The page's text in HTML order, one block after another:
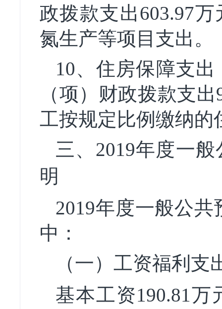
政拨款支出603.97
氮生产等项目支出。
10、住房保障支
（项） 财政拨款支
工按规定比例缴纳的
三、2019年度一般
明
2019年度一般公
中：
（一）工资福利支
基本工资190.81万